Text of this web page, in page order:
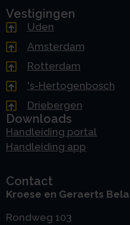
Vestigingen
Uden
Amsterdam
Rotterdam
's-Hertogenbosch
Driebergen
Downloads
Handleiding portal
Handleiding app
Contact
Kroese en Geraerts
Rondweg 103